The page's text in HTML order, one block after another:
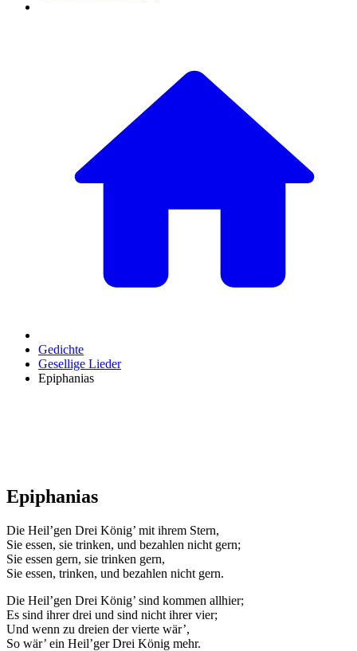
Gedichte
Gesellige Lieder
Epiphanias
Epiphanias
Die Heil’gen Drei König’ mit ihrem Stern,
Sie essen, sie trinken, und bezahlen nicht gern;
Sie essen gern, sie trinken gern,
Sie essen, trinken, und bezahlen nicht gern.
Die Heil’gen Drei König’ sind kommen allhier;
Es sind ihrer drei und sind nicht ihrer vier;
Und wenn zu dreien der vierte wär’,
So wär’ ein Heil’ger Drei König mehr.